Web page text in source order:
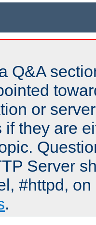
Q&A
or
if they are
Server
#httpd,
.